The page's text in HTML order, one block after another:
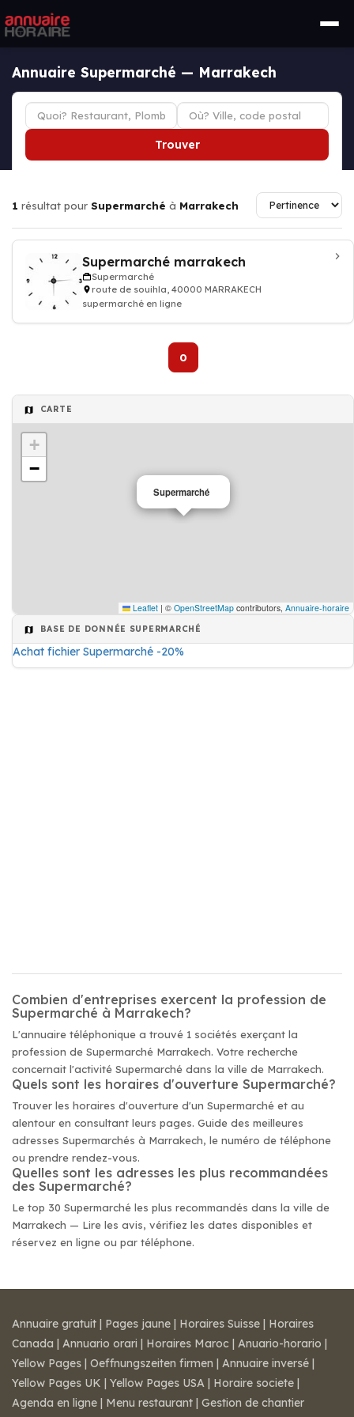
Annuaire Supermarché — Marrakech
Trouver
1 résultat pour Supermarché à Marrakech
Supermarché marrakech
Supermarché
route de souihla, 40000 MARRAKECH
supermarché en ligne
0
CARTE
Supermarché
+
−
Leaflet | © OpenStreetMap contributors, Annuaire-horaire
BASE DE DONNÉE SUPERMARCHÉ
Achat fichier Supermarché -20%
Combien d'entreprises exercent la profession de
Supermarché à Marrakech?
L'annuaire téléphonique a trouvé 1 sociétés exerçant la
profession de Supermarché Marrakech. Votre recherche
concernait l'activité Supermarché dans la ville de Marrakech.
Quels sont les horaires d'ouverture Supermarché?
Trouver les horaires d'ouverture d'un Supermarché et au
alentour en consultant leurs pages. Guide des meilleures
adresses Supermarchés à Marrakech, le numéro de téléphone
ou prendre rendez-vous.
Quelles sont les adresses les plus recommandées
des Supermarché?
Le top 30 Supermarché les plus recommandés dans la ville de
Marrakech — Lire les avis, vérifiez les dates disponibles et
réservez en ligne ou par téléphone.
Annuaire gratuit | Pages jaune | Horaires Suisse | Horaires
Canada | Annuario orari | Horaires Maroc | Anuario-horario |
Yellow Pages | Oeffnungszeiten firmen | Annuaire inversé |
Yellow Pages UK | Yellow Pages USA | Horaire societe |
Agenda en ligne | Menu restaurant | Gestion de chantier